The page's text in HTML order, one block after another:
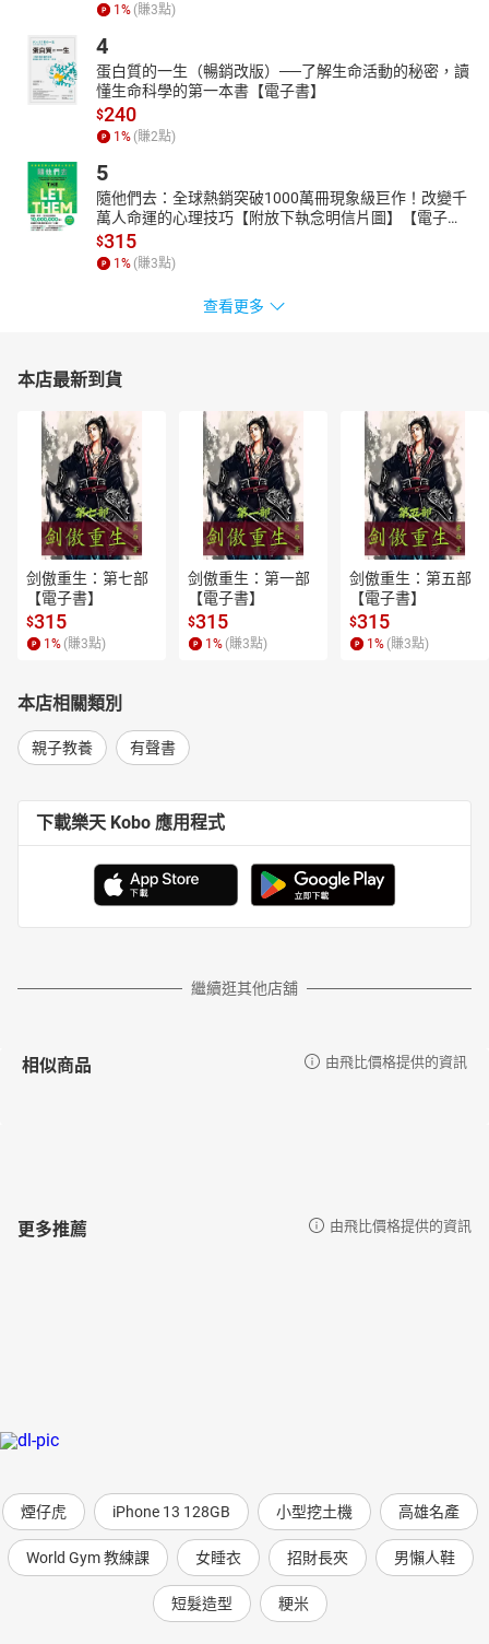
1 % (賺3點)
4
蛋白質的一生（暢銷改版）──了解生命活動的秘密，讀
懂生命科學的第一本書【電子書】
$240
1 % (賺2點)
5
隨他們去：全球熱銷突破1000萬冊現象級巨作！改變千
萬人命運的心理技巧【附放下執念明信片圖】【電子
書】
$315
1 % (賺3點)
查看更多
本店最新到貨
剑傲重生：第七部
【電子書】
$315
1 % (賺3點)
剑傲重生：第一部
【電子書】
$315
1 % (賺3點)
剑傲重生：第五部
【電子書】
$315
1 % (賺3點)
本店相關類別
親子教養 有聲書
下載樂天 Kobo 應用程式
繼續逛其他店舖
相似商品 由飛比價格提供的資訊
更多推薦 由飛比價格提供的資訊
煙仔虎 iPhone 13 128GB 小型挖土機 高雄名產
World Gym 教練課 女睡衣 招財長夾 男懶人鞋
短髮造型 粳米